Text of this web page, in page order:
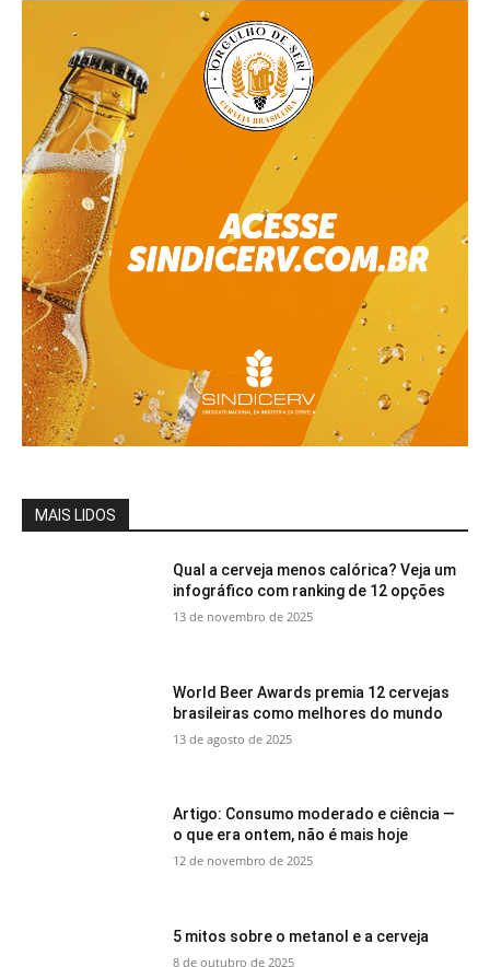
MAIS LIDOS
Qual a cerveja menos calórica? Veja um
infográfico com ranking de 12 opções
13 de novembro de 2025
World Beer Awards premia 12 cervejas
brasileiras como melhores do mundo
13 de agosto de 2025
Artigo: Consumo moderado e ciência —
o que era ontem, não é mais hoje
12 de novembro de 2025
5 mitos sobre o metanol e a cerveja
8 de outubro de 2025